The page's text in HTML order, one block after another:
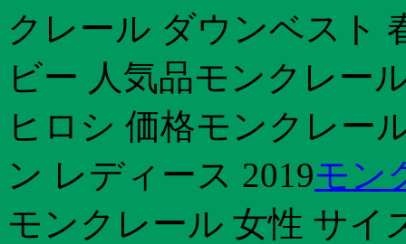
クレール ダウンベスト
ビー 人気品モンクレー
ヒロシ 価格モンクレー
ン レディース 2019モン
モンクレール 女性 サイ